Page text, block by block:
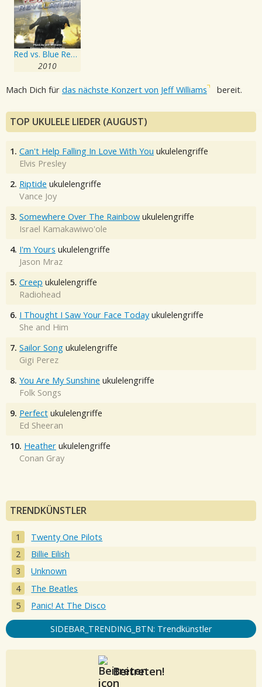
Red vs. Blue Revelation Soundtrack
2010
Mach Dich für das nächste Konzert von Jeff Williams bereit.
TOP UKULELE LIEDER (AUGUST)
1. Can't Help Falling In Love With You ukulelengriffe
Elvis Presley
2. Riptide ukulelengriffe
Vance Joy
3. Somewhere Over The Rainbow ukulelengriffe
Israel Kamakawiwo'ole
4. I'm Yours ukulelengriffe
Jason Mraz
5. Creep ukulelengriffe
Radiohead
6. I Thought I Saw Your Face Today ukulelengriffe
She and Him
7. Sailor Song ukulelengriffe
Gigi Perez
8. You Are My Sunshine ukulelengriffe
Folk Songs
9. Perfect ukulelengriffe
Ed Sheeran
10. Heather ukulelengriffe
Conan Gray
TRENDKÜNSTLER
Twenty One Pilots
Billie Eilish
Unknown
The Beatles
Panic! At The Disco
SIDEBAR_TRENDING_BTN: Trendkünstler
Beitreten!